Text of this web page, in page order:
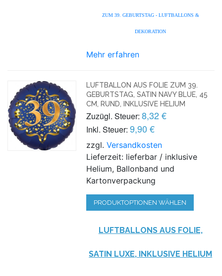
ZUM 39. GEBURTSTAG - LUFTBALLONS &
DEKORATION
Mehr erfahren
LUFTBALLON AUS FOLIE ZUM 39.
GEBURTSTAG, SATIN NAVY BLUE, 45
CM, RUND, INKLUSIVE HELIUM
Zuzügl. Steuer: 8,32 €
Inkl. Steuer: 9,90 €
zzgl.Versandkosten
Lieferzeit: lieferbar / inklusive
Helium, Ballonband und
Kartonverpackung
PRODUKTOPTIONEN WÄHLEN
LUFTBALLONS AUS FOLIE,
SATIN LUXE, INKLUSIVE HELIUM